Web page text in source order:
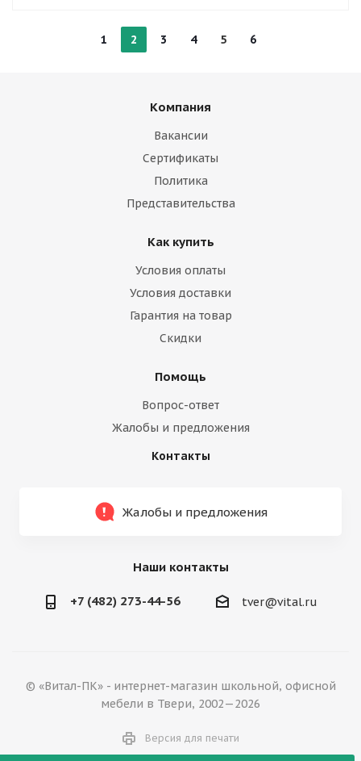
1 2 3 4 5 6
Компания
Вакансии
Сертификаты
Политика
Представительства
Как купить
Условия оплаты
Условия доставки
Гарантия на товар
Скидки
Помощь
Вопрос-ответ
Жалобы и предложения
Контакты
Жалобы и предложения
Наши контакты
+7 (482) 273-44-56 tver@vital.ru
© «Витал-ПК» - интернет-магазин школьной, офисной
мебели в Твери, 2002—2026
Версия для печати